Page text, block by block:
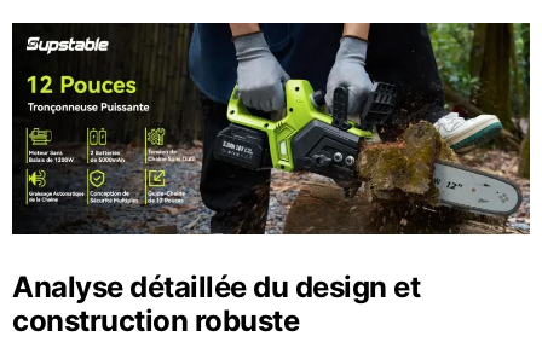
Analyse détaillée du design et
construction robuste